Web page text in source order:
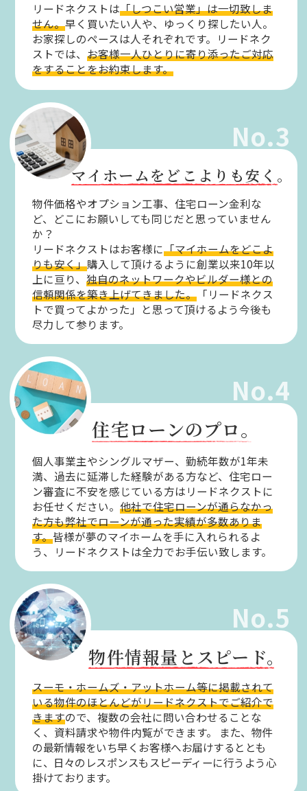
リードネクストは「しつこい営業」は一切致しま
せん。早く買いたい人や、ゆっくり探したい人。
お家探しのペースは人それぞれです。リードネク
ストでは、お客様一人ひとりに寄り添ったご対応
をすることをお約束します。
No.3
マイホームをどこよりも安く。
物件価格やオプション工事、住宅ローン金利な
ど、どこにお願いしても同じだと思っていません
か？
リードネクストはお客様に「マイホームをどこよ
りも安く」購入して頂けるように創業以来10年以
上に亘り、独自のネットワークやビルダー様との
信頼関係を築き上げてきました。 「リードネクス
トで買ってよかった」と思って頂けるよう今後も
尽力して参ります。
No.4
住宅ローンのプロ。
個人事業主やシングルマザー、勤続年数が1年未
満、過去に延滞した経験がある方など、住宅ロー
ン審査に不安を感じている方はリードネクストに
お任せください。他社で住宅ローンが通らなかっ
た方も弊社でローンが通った実績が多数ありま
す。皆様が夢のマイホームを手に入れられるよ
う、リードネクストは全力でお手伝い致します。
No.5
物件情報量とスピード。
スーモ・ホームズ・アットホーム等に掲載されて
いる物件のほとんどがリードネクストでご紹介で
きますので、複数の会社に問い合わせることな
く、資料請求や物件内覧ができます。
また、物件
の最新情報をいち早くお客様へお届けするととも
に、日々のレスポンスもスピーディーに行うよう心
掛けております。